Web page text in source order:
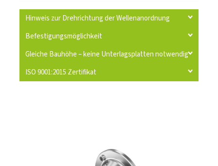
Hinweis zur Drehrichtung der Wellenanordnung
Befestigungsmöglichkeit
Gleiche Bauhöhe – keine Unterlagsplatten notwendig
ISO 9001:2015 Zertifikat